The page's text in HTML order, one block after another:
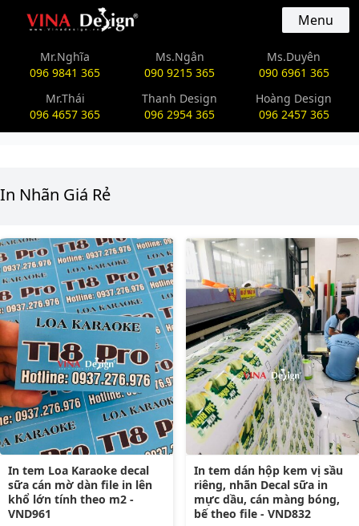
vinadesign.vn Menu
Mr.Nghĩa
096 9841 365
Ms.Ngân
090 9215 365
Ms.Duyên
090 6961 365
Mr.Thái
096 4657 365
Thanh Design
096 2954 365
Hoàng Design
096 2457 365
In Nhãn Giá Rẻ
In tem Loa Karaoke decal
sữa cán mờ dàn file in lên
khổ lớn tính theo m2 -
VND961
In tem dán hộp kem vị sầu
riêng, nhãn Decal sữa in
mực dầu, cán màng bóng,
bế theo file - VND832